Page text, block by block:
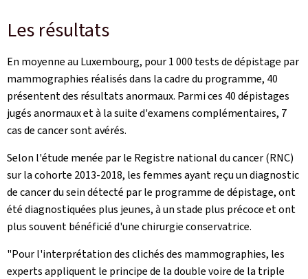
Les résultats
En moyenne au Luxembourg, pour 1 000 tests de dépistage par
mammographies réalisés dans la cadre du programme, 40
présentent des résultats anormaux. Parmi ces 40 dépistages
jugés anormaux et à la suite d'examens complémentaires, 7
cas de cancer sont avérés.
Selon l'étude menée par le Registre national du cancer (RNC)
sur la cohorte 2013-2018, les femmes ayant reçu un diagnostic
de cancer du sein détecté par le programme de dépistage, ont
été diagnostiquées plus jeunes, à un stade plus précoce et ont
plus souvent bénéficié d'une chirurgie conservatrice.
"Pour l'interprétation des clichés des mammographies, les
experts appliquent le principe de la double voire de la triple